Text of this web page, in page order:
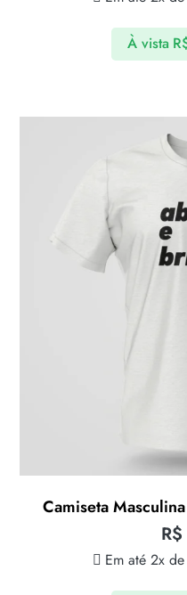
À vista
Camiseta
R$
Em até 2x de